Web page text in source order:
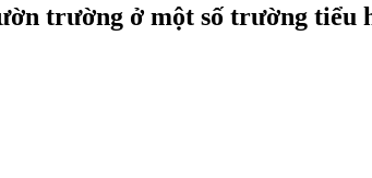
trường ở một số trường tiểu